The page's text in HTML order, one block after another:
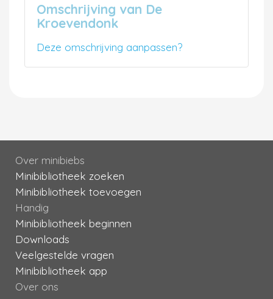
Omschrijving van De
Kroevendonk
Deze omschrijving aanpassen?
Over minibiebs
Minibibliotheek zoeken
Minibibliotheek toevoegen
Handig
Minibibliotheek beginnen
Downloads
Veelgestelde vragen
Minibibliotheek app
Over ons